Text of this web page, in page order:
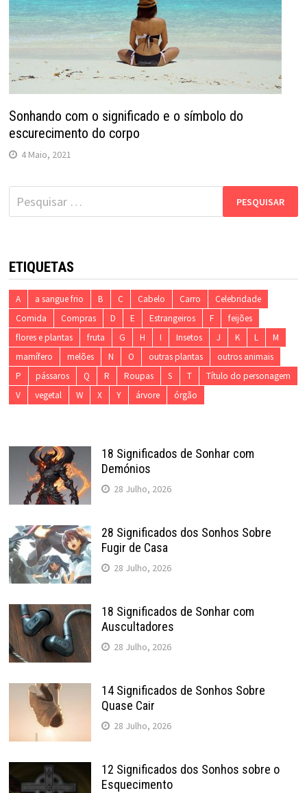
Sonhando com o significado e o símbolo do
escurecimento do corpo
4 Maio, 2021
Pesquisar
por:
ETIQUETAS
A a sangue frio B C Cabelo Carro
Celebridade
Comida
Compras D E Estrangeiros F
feijões
flores e plantas
fruta G H I Insetos J K L
M
mamífero
melões N O outras plantas
outros animais
P
pássaros Q R Roupas S T
Título do personagem
V
vegetal W X Y árvore órgão
18 Significados de Sonhar com
Demónios
28 Julho, 2026
28 Significados dos Sonhos Sobre
Fugir de Casa
28 Julho, 2026
18 Significados de Sonhar com
Auscultadores
28 Julho, 2026
14 Significados de Sonhos Sobre
Quase Cair
28 Julho, 2026
12 Significados dos Sonhos sobre o
Esquecimento